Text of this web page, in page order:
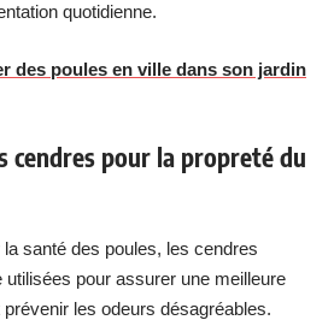
quotidienne.
des poules en ville dans son jardin
cendres pour la propreté du
santé des poules, les cendres
utilisées pour assurer une meilleure
les odeurs désagréables.